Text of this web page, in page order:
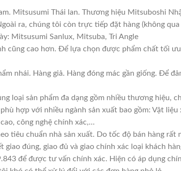
Mitsusumi Thái lan. Thương hiệu Mitsuboshi
ra, chúng tôi còn trực tiếp đặt hàng (không
Mitsusumi Sanlux, Mitsuba, Tri Angle
cũng cao hơn. Để lựa chọn được phẩm chất tối
nhái. Hàng giả. Hàng đóng mác gần giống. Để
loại sản phẩm đa dạng gồm nhiều thương hiệu,
hợp với nhiều ngành sản xuất bao gồm: Vật liệu
công nghệ chính xác,…
tiêu chuẩn nhà sản xuất. Do tốc độ bán hàng rất
đúng, giao đủ và giao chính xác loại khách
để được tư vấn chính xác. Hiện có áp dụng